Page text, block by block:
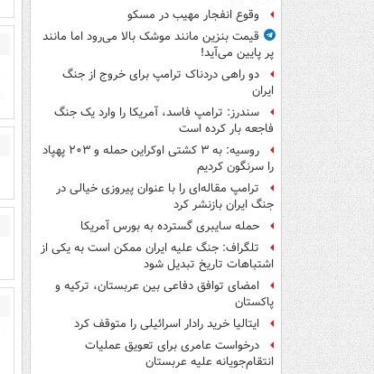
وقوع انفجار مهیب در مسکو
قیمت بنزین مانند موشک بالا می‌رود اما مانند
پر پایین می‌آید!
دو راهی دردناک ترامپ برای خروج از جنگ
ایران
سندرز: ترامپ فاسد، آمریکا را وارد یک جنگ
فاجعه بار کرده است
روسیه: به ۳ کشتی اوکراین حمله و ۲۰۳ پهپاد
را سرنگون کردیم
ترامپ مقاله‌ای را با عنوان پیروزی خیالی در
جنگ ایران بازنشر کرد
حمله سایبری گسترده به بورس آمریکا
تلگراف: جنگ علیه ایران ممکن است به یکی از
اشتباهات تاریخ تبدیل شود
امضای توافق دفاعی بین عربستان، ترکیه و
پاکستان
ایتالیا خرید رادار اسرائیلی را متوقف کرد
درخواست عامری برای تعویق عملیات
انتقام‌جویانه علیه عربستان